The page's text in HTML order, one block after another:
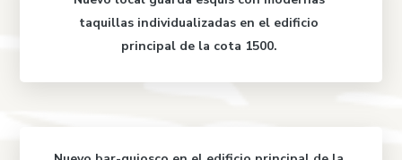
taquillas individualizadas en el edificio
principal de la cota 1500.